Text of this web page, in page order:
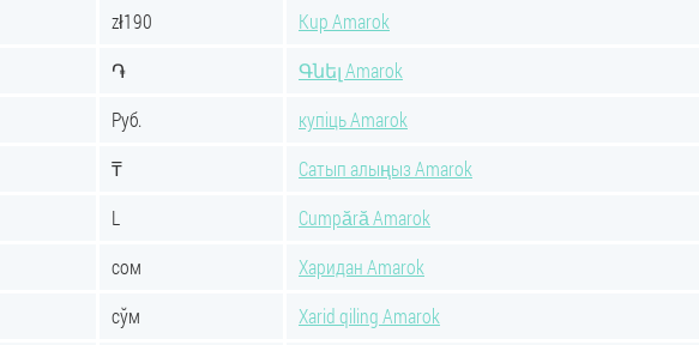
zł190
Kup Amarok
֏
Գնել Amarok
Руб.
купіць Amarok
₸
Сатып алыңыз Amarok
L
Cumpără Amarok
сом
Харидан Amarok
сўм
Xarid qiling Amarok